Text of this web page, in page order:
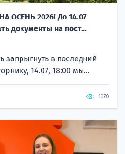
ОСЕНЬ 2026! До 14.07
документы на пост...
запрыгнуть в последний
14.07, 18:00 мы...
1370